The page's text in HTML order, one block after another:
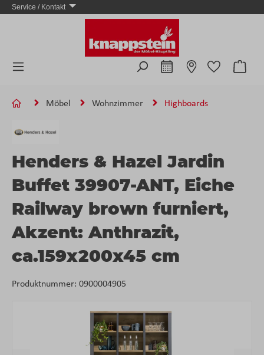
Zum Hauptinhalt springen
Service / Kontakt
Möbel Wohnzimmer Highboards
Henders & Hazel Jardin
Buffet 39907-ANT, Eiche
Railway brown furniert,
Akzent: Anthrazit,
ca.159x200x45 cm
Produktnummer: 0900004905